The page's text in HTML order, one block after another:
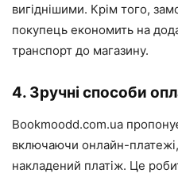
вигіднішими. Крім того,
покупець економить на
транспорт до магазину.
4. Зручні способи
Bookmoodd.com.ua
включаючи онлайн-платежі,
накладений платіж. Це